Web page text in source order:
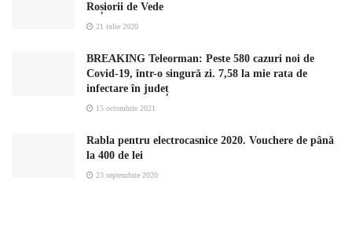
Roșiorii de Vede
21 iulie 2020
BREAKING Teleorman: Peste 580 cazuri noi de
Covid-19, într-o singură zi. 7,58 la mie rata de
infectare în județ
15 octombrie 2021
Rabla pentru electrocasnice 2020. Vouchere de până
la 400 de lei
23 septembrie 2020